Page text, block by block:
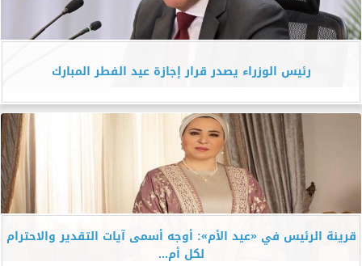
رئيس الوزراء يصدر قرار إجازة عيد الفطر المبارك
قرينة الرئيس في «عيد الأم»: أوجه أسمى آيات التقدير والاحترام
لكل أم...